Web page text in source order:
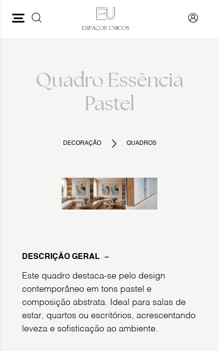
Quadro Essência
Pastel
DECORAÇÃO QUADROS
DESCRIÇÃO GERAL
Este quadro destaca-se pelo design
contemporâneo em tons pastel e
composição abstrata. Ideal para salas de
estar, quartos ou escritórios, acrescentando
leveza e sofisticação ao ambiente.
PESQUISAR